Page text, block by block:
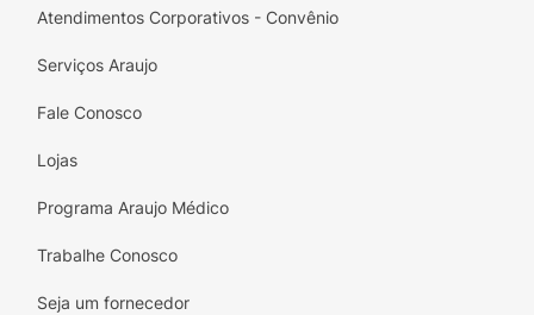
Atendimentos Corporativos - Convênio
Serviços Araujo
Fale Conosco
Lojas
Programa Araujo Médico
Trabalhe Conosco
Seja um fornecedor